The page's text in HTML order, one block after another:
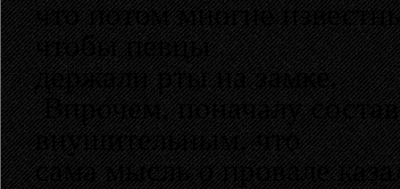
что потом многие
чтобы певцы
держали рты на замке.
Впрочем, поначалу
внушительным, что
сама мысль о провале